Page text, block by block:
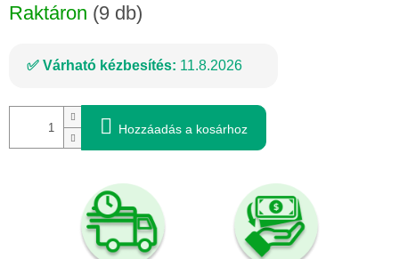
Raktáron (9 db)
Várható kézbesítés: 11.8.2026
Hozzáadás a kosárhoz